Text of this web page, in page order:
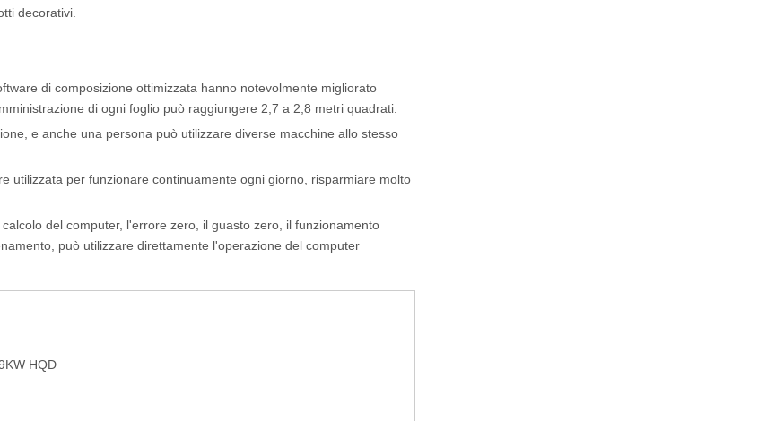
decorativi.
di composizione ottimizzata hanno notevolmente migliorato
di ogni foglio può raggiungere 2,7 a 2,8 metri quadrati.
e anche una persona può utilizzare diverse macchine allo stesso
utilizzata per funzionare continuamente ogni giorno, risparmiare molto
del computer, l'errore zero, il guasto zero, il funzionamento
può utilizzare direttamente l'operazione del computer
HQD